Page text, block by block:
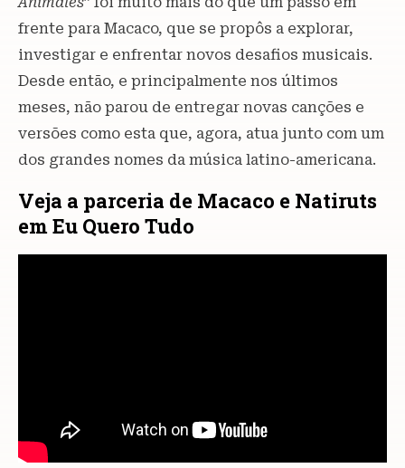
frente para Macaco, que se propôs a explorar,
investigar e enfrentar novos desafios musicais.
Desde então, e principalmente nos últimos
meses, não parou de entregar novas canções e
versões como esta que, agora, atua junto com um
dos grandes nomes da música latino-americana.
Veja a parceria de Macaco e Natiruts
em Eu Quero Tudo